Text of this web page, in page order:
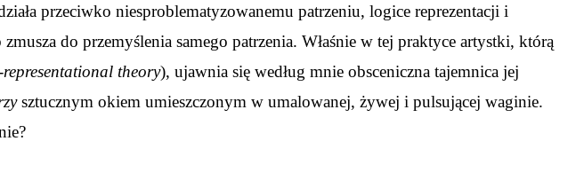
przeciwko niesproblematyzowanemu patrzeniu, logice reprezentacji i
do przemyślenia samego patrzenia. Właśnie w tej praktyce artystki, którą
theory), ujawnia się według mnie obsceniczna tajemnica jej
sztucznym okiem umieszczonym w umalowanej, żywej i pulsującej waginie.